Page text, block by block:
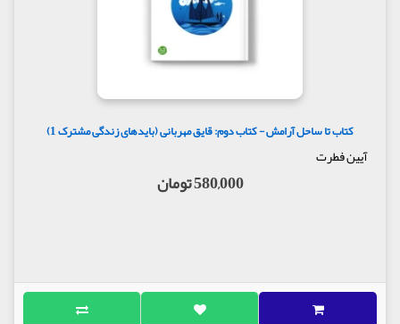
کتاب تا ساحل آرامش - کتاب دوم: قایق مهربانی (بایدهای زندگی مشترک 1)
آیین فطرت
580,000 تومان